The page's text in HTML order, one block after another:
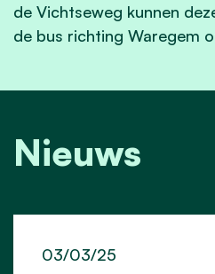
de Vichtseweg kunnen
de bus richting Waregem
Nieuws
03/03/25